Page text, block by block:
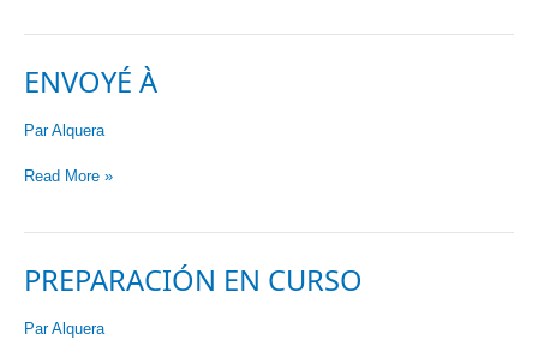
días
ENVOYÉ À
ParAlquera
Envoyé
Read More »
PREPARACIÓN EN CURSO
ParAlquera